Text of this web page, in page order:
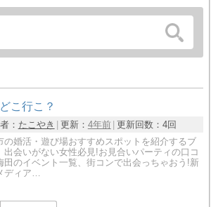
こ行こ？
： たこやき 更新： 4年前 更新回数： 4回
の婚活・遊び場おすすめスポットを紹介するブ
出会いがない女性必見!お見合いパーティの口コ
田のイベント一覧、街コンで出会っちゃおう!新
ディア…